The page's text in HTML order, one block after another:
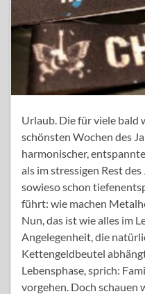
Urlaub. Die für viele bald
schönsten Wochen des
harmonischer,
als im stressigen Rest
sowieso schon
führt: wie machen
Nun, das ist wie alles im
Angelegenheit, die
Kettengeldbeutel
Lebensphase, sprich:
vorgehen. Doch schauen